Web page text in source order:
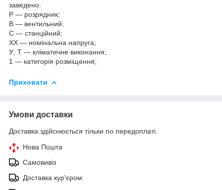
заведено:
Р — розрядник;
В — вентильний;
C — станційний;
XX — номінальна напруга;
У; Т — кліматичне виконання;
1 — категорія розміщення;
Приховати
Умови доставки
Доставка здійснюється тільки по передоплаті.
Нова Пошта
Самовивіз
Доставка кур'єром